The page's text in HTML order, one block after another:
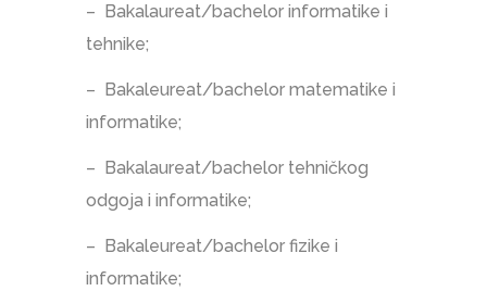
– Bakalaureat/bachelor informatike i
tehnike;
– Bakaleureat/bachelor matematike i
informatike;
– Bakalaureat/bachelor tehničkog
odgoja i informatike;
– Bakaleureat/bachelor fizike i
informatike;